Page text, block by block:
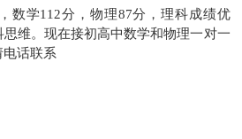
数学112分，物理87分，理科成绩优
维。现在接初高中数学和物理一对一
电话联系